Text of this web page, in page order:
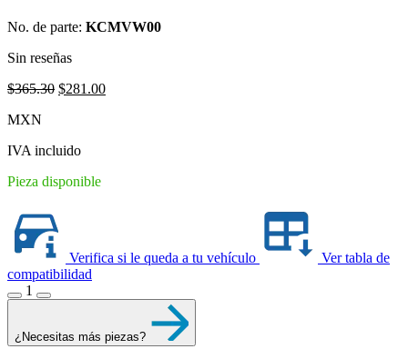
No. de parte: KCMVW00
Sin reseñas
$365.30 Original
$281.00Current
MXN
IVA incluido
Pieza disponible
Verifica si le queda a tu vehículo
Ver tabla de
compatibilidad
1
¿Necesitas más piezas?